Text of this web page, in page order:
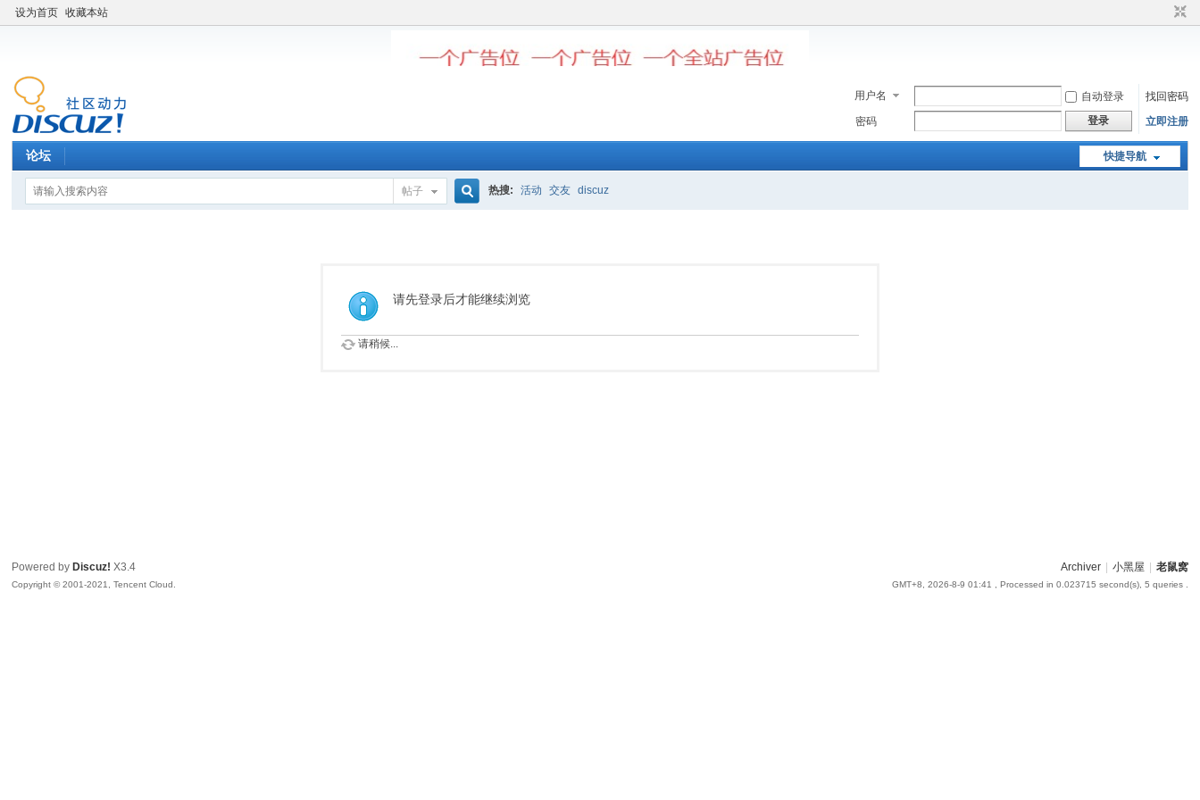
设为首页 收藏本站
用户名 自动登录
找回密码
密码
登录 立即注册
快捷导航
论坛
帖子
索
热搜: 活动 交友 discuz
请先登录后才能继续浏览
请稍候...
Archiver 小黑屋 老鼠窝
GMT+8, 2026-8-9 01:41 , Processed in 0.023715 second(s), 5 queries .
Powered by Discuz! X3.4
Copyright © 2001-2021, Tencent Cloud.